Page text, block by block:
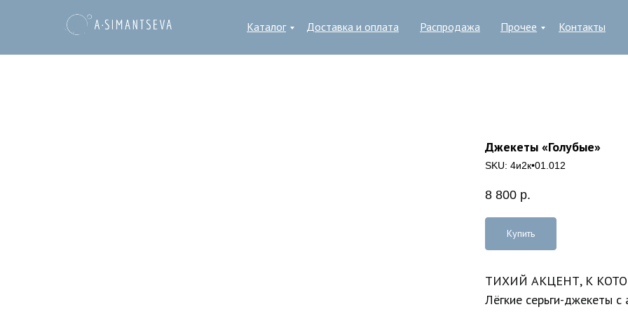
Каталог Контакты
Доставка и оплата Прочее
Распродажа
Джекеты «Голубые»
SKU: 4и2к•01.012
8 800 р.
Купить
ТИХИЙ АКЦЕНТ, К
Лёгкие серьги-джекеты